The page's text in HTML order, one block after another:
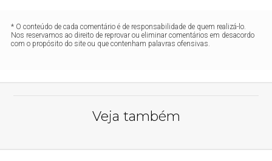
* O conteúdo de cada comentário é de responsabilidade de quem realizá-lo.
Nos reservamos ao direito de reprovar ou eliminar comentários em desacordo
com o propósito do site ou que contenham palavras ofensivas.
Veja também